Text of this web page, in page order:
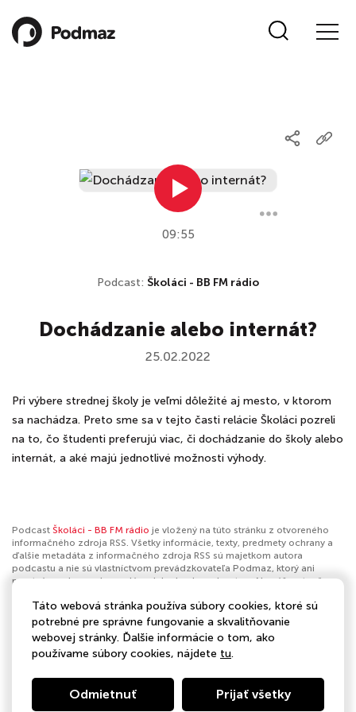
09:55
Podcast: Školáci - BB FM rádio
Dochádzanie alebo internát?
25.02.2022
Pri výbere strednej školy je veľmi dôležité aj mesto, v ktorom
sa nachádza. Preto sme sa v tejto časti relácie Školáci pozreli
na to, čo študenti preferujú viac, či dochádzanie do školy alebo
internát, a aké majú jednotlivé možnosti výhody.
Podcast Školáci - BB FM rádio je vložený na túto stránku z otvoreného
informačného zdroja RSS. Všetky informácie, texty, predmety ochrany a
ďalšie metadáta z informačného zdroja RSS sú majetkom autora
podcastu a nie sú vlastníctvom prevádzkovateľa Podmaz, ktorý ani
nevytvára ani nezodpovedá za ich obsah podcastov. Ak máš za to, že
nahlásiť obsah. Ak je toto tvoj podcast a chceš získať kontrolu nad týmto
profilomklikni sem.
Autor:BB FM rádio
Kategórie:
Táto webová stránka používa súbory cookies, ktoré sú
potrebné pre správne fungovanie a skvalitňovanie
webovej stránky. Ďalšie informácie o tom, ako
používame súbory cookies, nájdete tu.
Odmietnuť Prijať všetky